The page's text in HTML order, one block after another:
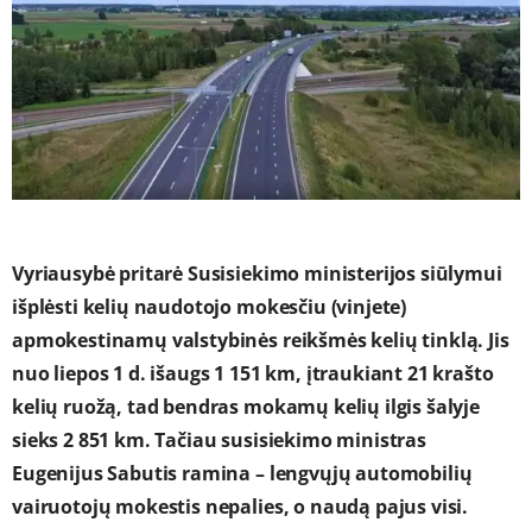
Vyriausybė pritarė Susisiekimo ministerijos siūlymui
išplėsti kelių naudotojo mokesčiu (vinjete)
apmokestinamų valstybinės reikšmės kelių tinklą. Jis
nuo liepos 1 d. išaugs 1 151 km, įtraukiant 21 krašto
kelių ruožą, tad bendras mokamų kelių ilgis šalyje
sieks 2 851 km. Tačiau susisiekimo ministras
Eugenijus Sabutis ramina – lengvųjų automobilių
vairuotojų mokestis nepalies, o naudą pajus visi.